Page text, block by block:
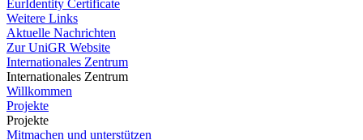
EurIdentity Certificate
Weitere Links
Aktuelle Nachrichten
Zur UniGR Website
Internationales Zentrum
Internationales Zentrum
Willkommen
Projekte
Projekte
Mitmachen und unterstützen